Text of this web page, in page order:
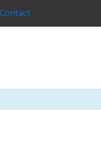
Contact